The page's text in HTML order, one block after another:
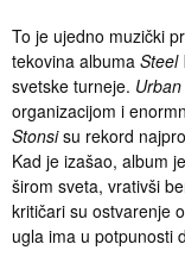
To je ujedno muzički
tekovina albuma Steel
svetske turneje.
organizacijom i
Stonsisu rekord
Kad je izašao, album
širom sveta, vrativši
kritičari su ostvarenje
ugla ima u potpunosti